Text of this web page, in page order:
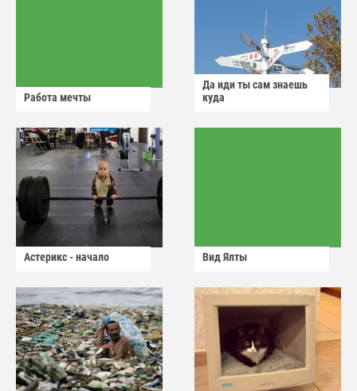
Работа мечты
Да иди ты сам знаешь
куда
Астерикс - начало Вид Ялты